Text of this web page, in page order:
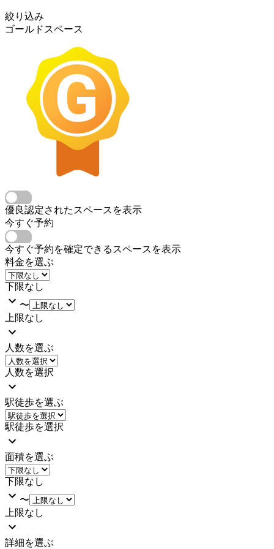
絞り込み
ゴールドスペース
優良認定されたスペースを表示
今すぐ予約
今すぐ予約を確定できるスペースを表示
料金を選ぶ
下限なし
〜
上限なし
人数を選ぶ
人数を選択
駅徒歩を選ぶ
駅徒歩を選択
面積を選ぶ
下限なし
〜
上限なし
詳細を選ぶ